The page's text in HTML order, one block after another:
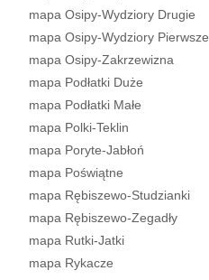
mapa Osipy-Wydziory Drugie
mapa Osipy-Wydziory Pierwsze
mapa Osipy-Zakrzewizna
mapa Podłatki Duże
mapa Podłatki Małe
mapa Polki-Teklin
mapa Poryte-Jabłoń
mapa Poświątne
mapa Rębiszewo-Studzianki
mapa Rębiszewo-Zegadły
mapa Rutki-Jatki
mapa Rykacze